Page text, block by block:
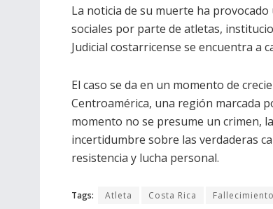
La noticia de su muerte ha
sociales por parte de atletas,
Judicial costarricense se encuentra a
El caso se da en un momento de
Centroamérica, una región marcada
momento no se presume un crimen,
incertidumbre sobre las verdaderas
resistencia y lucha personal.
Tags: Atleta Costa Rica Fallecimiento